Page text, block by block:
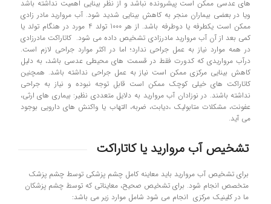
های عدسی ممکن است پیشرونده نباشد و از نظر بینایی اهمیت نداشته باشد
ویا در بعضی بیماران منجر به کاهش بینایی شدید شود. آب مروارید مادر زادی
ممکن است یکطرفه یا دوطرفه باشد. از هر 1000 تولد 4 مورد در هنگام تولد یا
کمی بعد از آن آب مروارید مادرزادی تشخیص داده می شود. کاتاراکت مادرزادی
در همه موارد نیاز به عمل جراحی ندارد؛ اما در اکثر موارد جراحی لازم است.
درآب مرواریدی که کدورت فقط در قسمت های محیطی عدسی باشد، به دلیل
کاهش بینایی مرکزی ممکن است نیاز به عمل جراحی نداشته باشد. همچنین
کاتاراکت های خیلی کوچک ممکن است قابل توجه نبوده و نیاز به جراحی
نداشته باشند. در نوزادان آب مروارید به دلایل متعددی نظیر: بیماری های ارثی،
عفونت، مشکلات متابولیک ،دیابت، ضربه، التهاب یا واکنش های دارویی بوجود
می آید.
تشخیص آب مروارید یا کاتاراکت
براي تشخيص آب مرواريد بايد معاينه کامل چشم پزشکي توسط چشم پزشك
متخصص انجام شود. براي تشخيص صحيح، معايناتي كه توسط چشم پزشكان
ما در کلینیک مرکزی انجام مي شود شامل موارد زير مي باشد: